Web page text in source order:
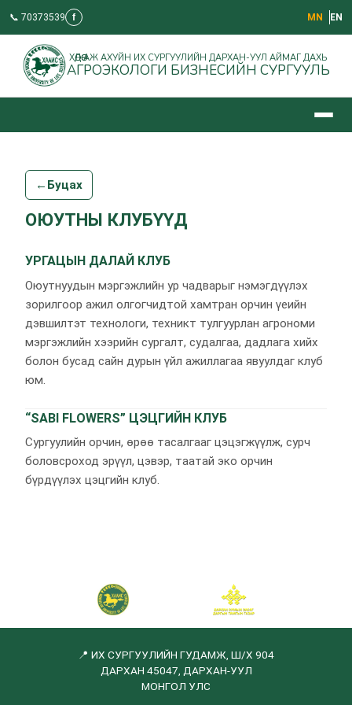
📞 70373539 f МN EN
ХӨДӨӨ АЖ АХУЙН ИХ СУРГУУЛИЙН ДАРХАН-УУЛ АЙМАГ ДАХЬ
АГРОЭКОЛОГИ БИЗНЕСИЙН СУРГУУЛЬ
← Буцах
ОЮУТНЫ КЛУБҮҮД
УРГАЦЫН ДАЛАЙ КЛУБ
Оюутнуудын мэргэжлийн ур чадварыг нэмэгдүүлэх
зорилгоор ажил олгогчидтой хамтран орчин үеийн
дэвшилтэт технологи, техникт тулгуурлан агрономи
мэргэжлийн хээрийн сургалт, судалгаа, дадлага хийх
болон бусад сайн дурын үйл ажиллагаа явуулдаг клуб
юм.
“SABI FLOWERS” ЦЭЦГИЙН КЛУБ
Сургуулийн орчин, өрөө тасалгааг цэцэгжүүлж, сурч
боловсроход эрүүл, цэвэр, таатай эко орчин
бүрдүүлэх цэцгийн клуб.
📍 ИХ СУРГУУЛИЙН ГУДАМЖ, Ш/Х 904
ДАРХАН 45047, ДАРХАН-УУЛ
МОНГОЛ УЛС